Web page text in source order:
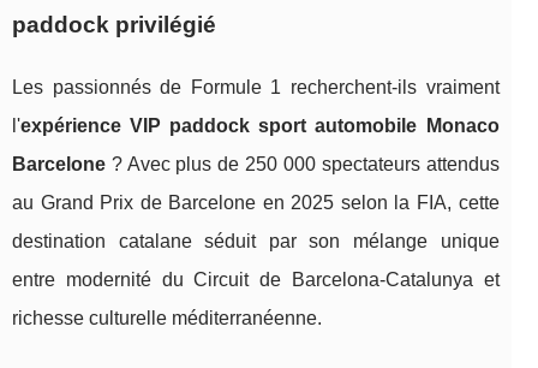
paddock privilégié
Les passionnés de Formule 1 recherchent-ils vraiment
l'expérience VIP paddock sport automobile Monaco
Barcelone ? Avec plus de 250 000 spectateurs attendus
au Grand Prix de Barcelone en 2025 selon la FIA, cette
destination catalane séduit par son mélange unique
entre modernité du Circuit de Barcelona-Catalunya et
richesse culturelle méditerranéenne.